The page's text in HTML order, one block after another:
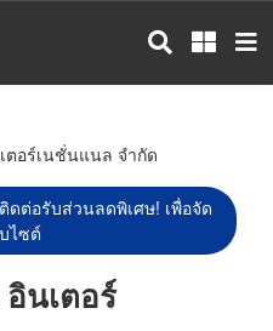
ตอร์เนชั่นแนล จำกัด
ดต่อรับส่วนลดพิเศษ! เพื่อจัด
ไซต์
นเตอร์